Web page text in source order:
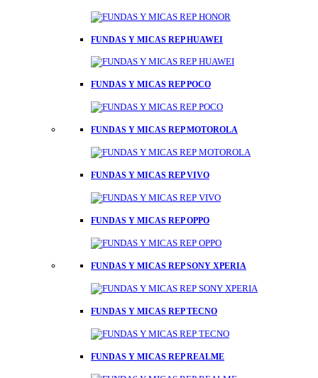
FUNDAS Y MICAS REP HUAWEI
FUNDAS Y MICAS REP POCO
FUNDAS Y MICAS REP MOTOROLA
FUNDAS Y MICAS REP VIVO
FUNDAS Y MICAS REP OPPO
FUNDAS Y MICAS REP SONY XPERIA
FUNDAS Y MICAS REP TECNO
FUNDAS Y MICAS REP REALME